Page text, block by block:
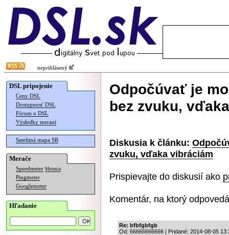
neprihlásený
DSL pripojenie
Ceny DSL
Dostupnosť DSL
Fórum o DSL
Výsledky meraní
Satelitná mapa SR
Merače
Speedmeter Merania
Pingmeter
Googlemeter
Hľadanie
Odpočúvať je
bez zvuku,
Diskusia k článku:
zvuku, vďaka vibráciám
Prispievajte do diskusií ako
Komentár, na ktorý
Re: bfbfgbfgb
Od: 66666666666 | Pridané: 2014-08-05